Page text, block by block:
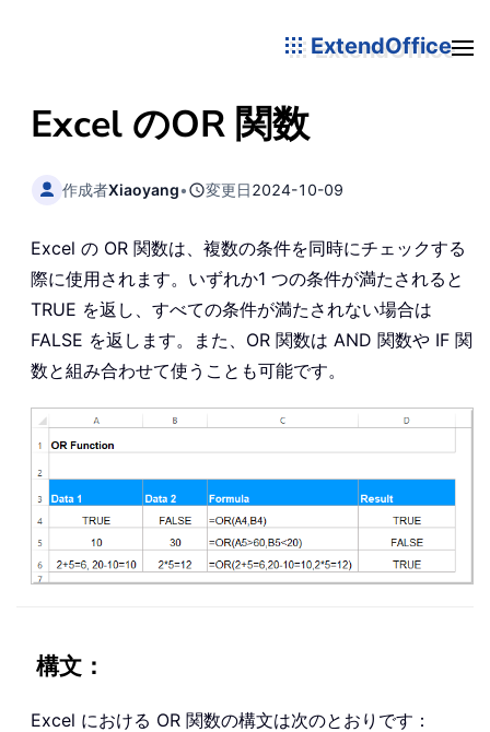
ExtendOffice
Excel のOR 関数
作成者Xiaoyang• 変更日2024-10-09
Excel の OR 関数は、複数の条件を同時にチェックする
際に使用されます。いずれか1 つの条件が満たされると
TRUE を返し、すべての条件が満たされない場合は
FALSE を返します。また、OR 関数は AND 関数や IF 関
数と組み合わせて使うことも可能です。
構文：
Excel における OR 関数の構文は次のとおりです：